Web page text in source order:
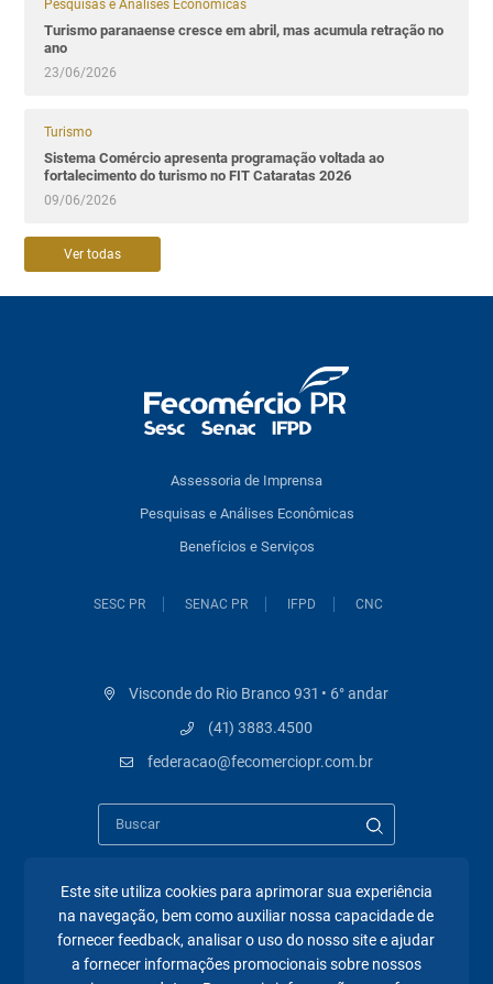
Pesquisas e Análises Econômicas
Turismo paranaense cresce em abril, mas acumula retração no
ano
23/06/2026
Turismo
Sistema Comércio apresenta programação voltada ao
fortalecimento do turismo no FIT Cataratas 2026
09/06/2026
Ver todas
Assessoria de Imprensa
Pesquisas e Análises Econômicas
Benefícios e Serviços
SESC PR SENAC PR IFPD CNC
Visconde do Rio Branco 931 • 6° andar
(41) 3883.4500
federacao@fecomerciopr.com.br
Páginas mais visitadas
A Fecomércio PR
Este site utiliza cookies para aprimorar sua experiência
na navegação, bem como auxiliar nossa capacidade de
fornecer feedback, analisar o uso do nosso site e ajudar
a fornecer informações promocionais sobre nossos